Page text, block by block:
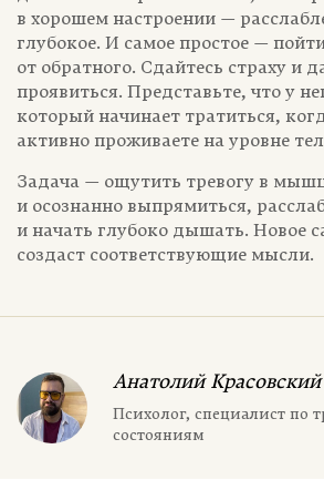
в хорошем настроении —
глубокое. И самое простое —
от обратного. Сдайтесь страху и
проявиться. Представьте, что у
который начинает тратиться,
активно проживаете на уровне
Задача — ощутить тревогу в
и осознанно выпрямиться,
и начать глубоко дышать. Новое
создаст соответствующие мысли.
Анатолий Красовский
Психолог, специалист по
состояниям